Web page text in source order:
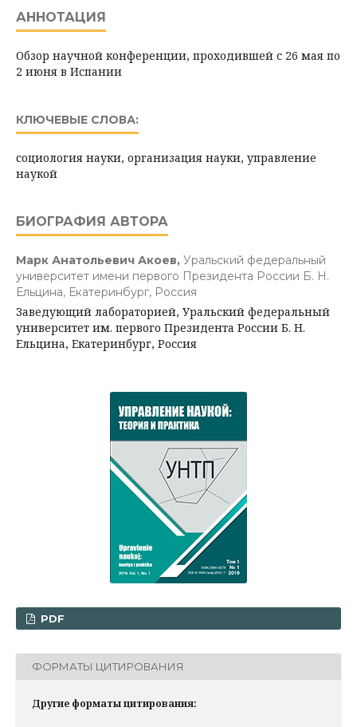
АННОТАЦИЯ
Обзор научной конференции, проходившей с 26 мая по
2 июня в Испании
КЛЮЧЕВЫЕ СЛОВА:
социология науки, организация науки, управление
наукой
БИОГРАФИЯ АВТОРА
Марк Анатольевич Акоев, Уральский федеральный
университет имени первого Президента России Б. Н.
Ельцина, Екатеринбург, Россия
Заведующий лабораторией, Уральский федеральный
университет им. первого Президента России Б. Н.
Ельцина, Екатеринбург, Россия
PDF
ФОРМАТЫ ЦИТИРОВАНИЯ
Другие форматы цитирования: